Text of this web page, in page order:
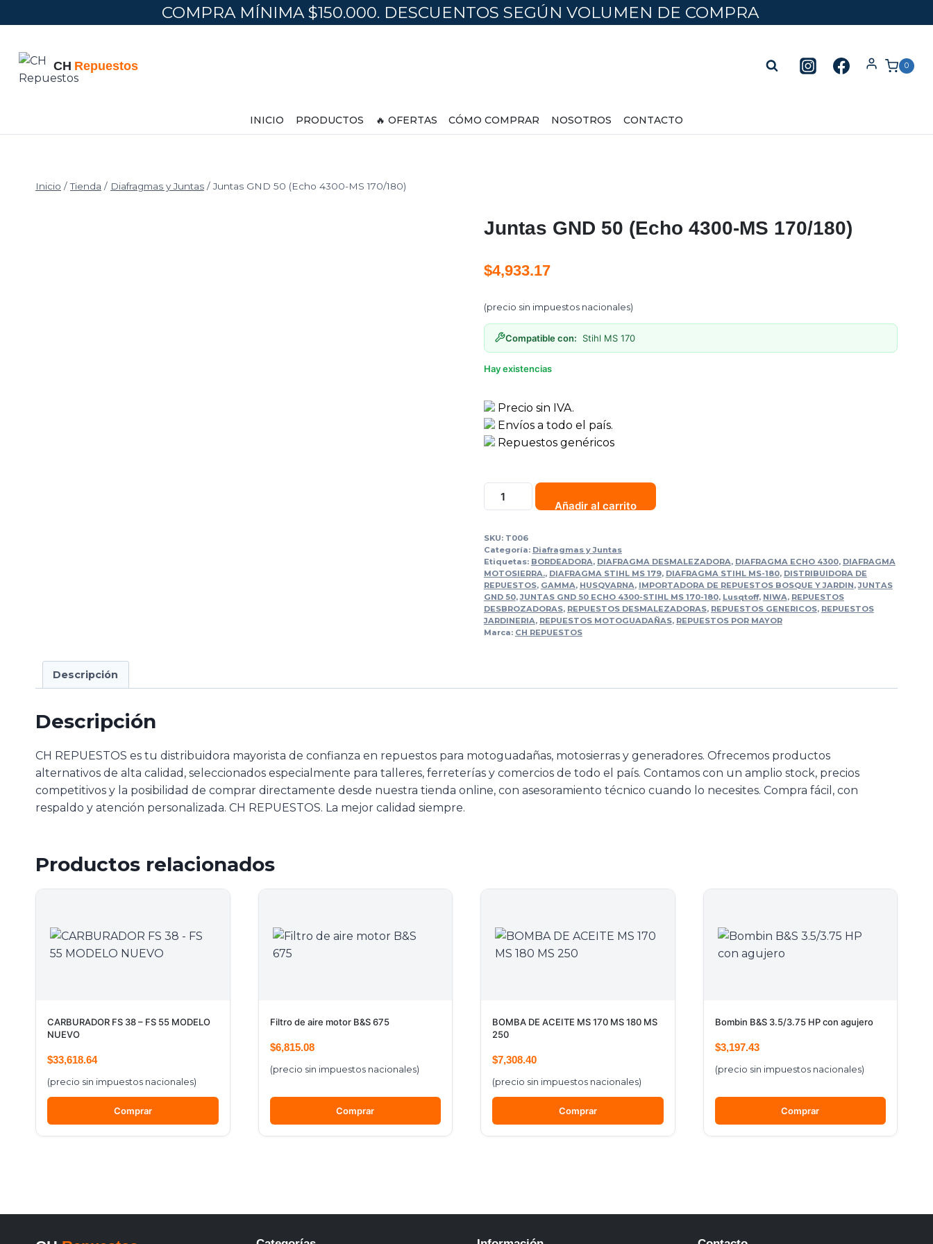
al
COMPRA MÍNIMA $150.000. DESCUENTOS SEGÚN VOLUMEN DE COMPRA
0
INICIO PRODUCTOS 🔥 OFERTAS CÓMO COMPRAR NOSOTROS CONTACTO
Inicio / Tienda / Diafragmas y Juntas / Juntas GND 50 (Echo 4300-MS 170/180)
Juntas GND 50 (Echo 4300-MS 170/180)
$4,933.17
(precio sin impuestos nacionales)
Compatible con: Stihl MS 170
Hay existencias
Precio sin IVA.
Envíos a todo el país.
Repuestos genéricos
Juntas
GND
(Echo
4300-
MS
170/180)
cantidad
Añadir al carrito
SKU: T006
Categoría: Diafragmas y Juntas
Etiquetas: BORDEADORA, DIAFRAGMA DESMALEZADORA, DIAFRAGMA ECHO 4300, DIAFRAGMA
MOTOSIERRA., DIAFRAGMA STIHL MS 179, DIAFRAGMA STIHL MS-180, DISTRIBUIDORA DE
REPUESTOS, GAMMA, HUSQVARNA, IMPORTADORA DE REPUESTOS BOSQUE Y JARDIN,JUNTAS
GND 50,JUNTAS GND 50 ECHO 4300-STIHL MS 170-180, Lusqtoff, NIWA, REPUESTOS
DESBROZADORAS, REPUESTOS DESMALEZADORAS, REPUESTOS GENERICOS, REPUESTOS
JARDINERIA, REPUESTOS MOTOGUADAÑAS, REPUESTOS POR MAYOR
Marca: CH REPUESTOS
Descripción
Descripción
CH REPUESTOS es tu distribuidora mayorista de confianza en repuestos para motoguadañas, motosierras y generadores. Ofrecemos productos
alternativos de alta calidad, seleccionados especialmente para talleres, ferreterías y comercios de todo el país. Contamos con un amplio stock, precios
competitivos y la posibilidad de comprar directamente desde nuestra tienda online, con asesoramiento técnico cuando lo necesites. Compra fácil, con
respaldo y atención personalizada. CH REPUESTOS. La mejor calidad siempre.
Productos relacionados
CARBURADOR FS 38 – FS 55 MODELO
NUEVO
$33,618.64
(precio sin impuestos nacionales)
Comprar
Filtro de aire motor B&S 675
$6,815.08
(precio sin impuestos nacionales)
Comprar
BOMBA DE ACEITE MS 170 MS 180 MS
250
$7,308.40
(precio sin impuestos nacionales)
Comprar
Bombin B&S 3.5/3.75 HP con agujero
$3,197.43
(precio sin impuestos nacionales)
Comprar